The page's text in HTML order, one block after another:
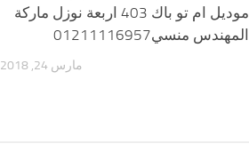
موديل ام تو باك 403 اربعة نوزل ماركة
المهندس منسي01211116957
مارس 24, 2018